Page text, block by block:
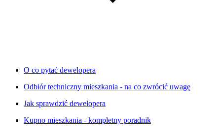
O co pytać dewelopera
Odbiór techniczny mieszkania - na co zwrócić uwagę
Jak sprawdzić dewelopera
Kupno mieszkania - kompletny poradnik